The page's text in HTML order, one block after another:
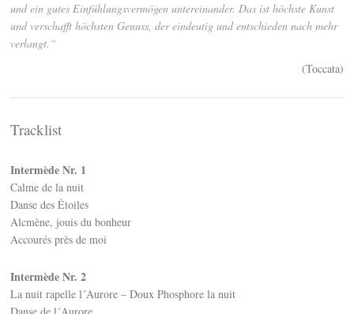
und ein gutes Einfühlungsvermögen untereinander. Das ist höchste Kunst
und verschafft höchsten Genuss, der eindeutig und entschieden nach mehr
verlangt.“
(Toccata)
Tracklist
Intermède Nr. 1
Calme de la nuit
Danse des Étoiles
Alcmène, jouis du bonheur
Accourés près de moi
Intermède Nr. 2
La nuit rapelle l´Aurore – Doux Phosphore la nuit